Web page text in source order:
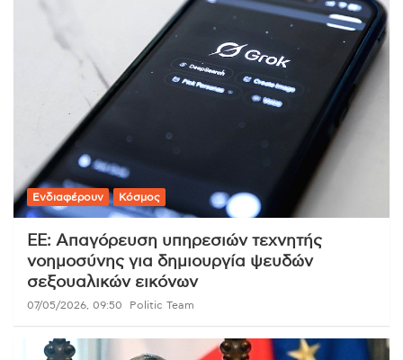
Ενδιαφέρουν Κόσμος
ΕΕ: Απαγόρευση υπηρεσιών τεχνητής
νοημοσύνης για δημιουργία ψευδών
σεξουαλικών εικόνων
07/05/2026, 09:50 Politic Team